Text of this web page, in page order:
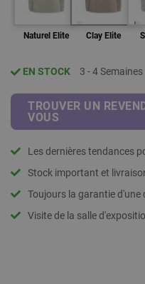
Naturel Elite Clay Elite
EN STOCK 3 - 4 Semaines
TROUVER UN
VOUS
Les dernières tendances
Stock important et
Toujours la garantie d'une
Visite de la salle